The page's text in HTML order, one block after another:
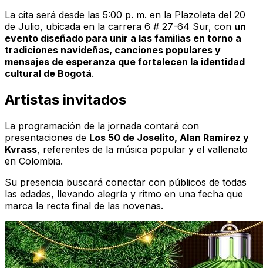
La cita será desde las 5:00 p. m. en la Plazoleta del 20
de Julio, ubicada en la carrera 6 # 27-64 Sur, con un
evento diseñado para unir a las familias en torno a
tradiciones navideñas, canciones populares y
mensajes de esperanza que fortalecen la identidad
cultural de Bogotá.
Artistas invitados
La programación de la jornada contará con
presentaciones de Los 50 de Joselito, Alan Ramírez y
Kvrass, referentes de la música popular y el vallenato
en Colombia.
Su presencia buscará conectar con públicos de todas
las edades, llevando alegría y ritmo en una fecha que
marca la recta final de las novenas.